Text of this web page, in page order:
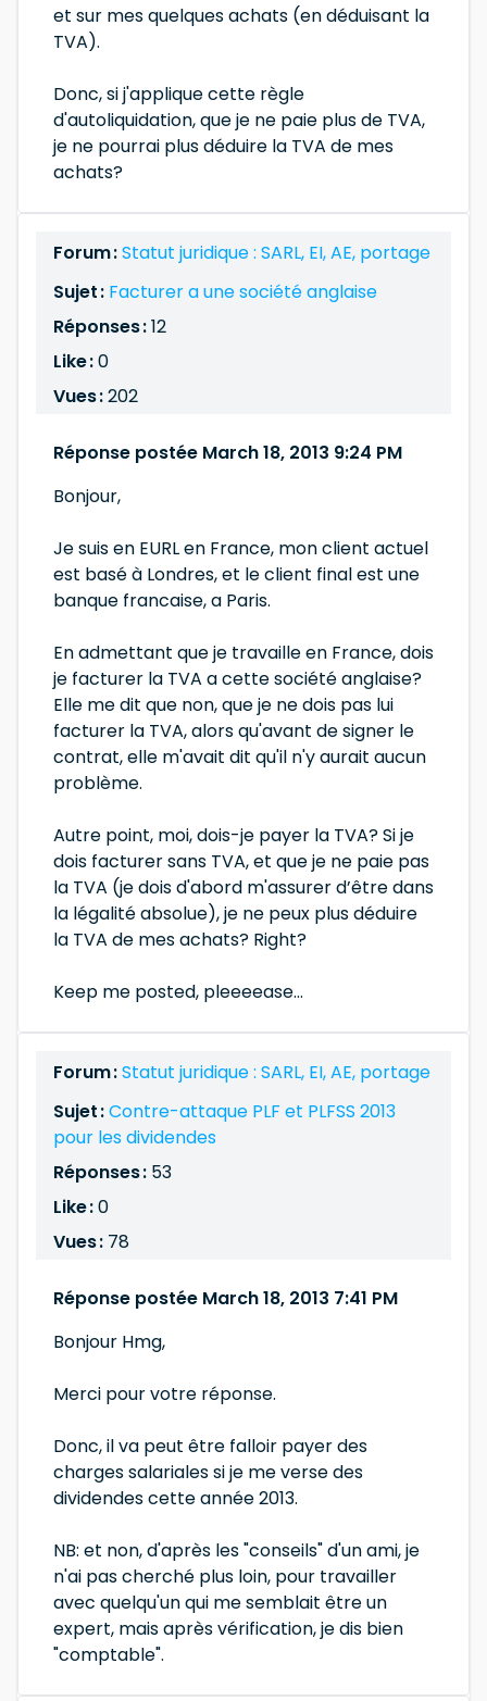
et sur mes quelques achats (en déduisant la
TVA).
Donc, si j'applique cette règle
d'autoliquidation, que je ne paie plus de TVA,
je ne pourrai plus déduire la TVA de mes
achats?
Forum :Statut juridique : SARL, EI, AE, portage
Sujet : Facturer a une société anglaise
Réponses :12
Like :0
Vues :202
Réponse postée March 18, 2013 9:24 PM
Bonjour,
Je suis en EURL en France, mon client actuel
est basé à Londres, et le client final est une
banque francaise, a Paris.
En admettant que je travaille en France, dois
je facturer la TVA a cette société anglaise?
Elle me dit que non, que je ne dois pas lui
facturer la TVA, alors qu'avant de signer le
contrat, elle m'avait dit qu'il n'y aurait aucun
problème.
Autre point, moi, dois-je payer la TVA? Si je
dois facturer sans TVA, et que je ne paie pas
la TVA (je dois d'abord m'assurer d’être dans
la légalité absolue), je ne peux plus déduire
la TVA de mes achats? Right?
Keep me posted, pleeeease...
Forum :Statut juridique : SARL, EI, AE, portage
Sujet :Contre-attaque PLF et PLFSS 2013
pour les dividendes
Réponses : 53
Like :0
Vues : 78
Réponse postée March 18, 2013 7:41 PM
Bonjour Hmg,
Merci pour votre réponse.
Donc, il va peut être falloir payer des
charges salariales si je me verse des
dividendes cette année 2013.
NB: et non, d'après les "conseils" d'un ami, je
n'ai pas cherché plus loin, pour travailler
avec quelqu'un qui me semblait être un
expert, mais après vérification, je dis bien
"comptable".